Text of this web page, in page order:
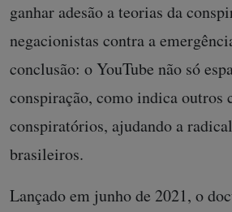
ganhar adesão a teorias da
negacionistas contra a
conclusão: o YouTube não só
conspiração, como indica outros
conspiratórios, ajudando a
brasileiros.
Lançado em junho de 2021, o